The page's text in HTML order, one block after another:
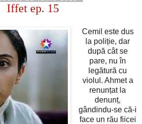
Iffet ep. 15
Cemil este dus
la poliție, dar
după cât se
pare, nu în
legătură cu
violul. Ahmet a
renunțat la
denunț,
gândindu-se că-i
face un rău fiicei